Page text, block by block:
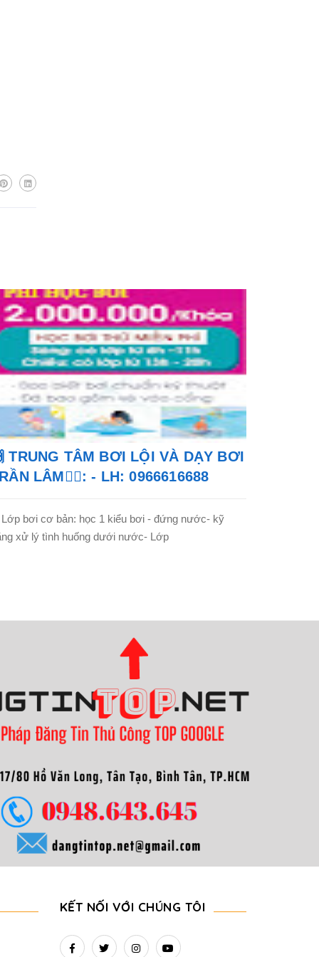
TRUNG TÂM BƠI LỘI VÀ DẠY BƠI
LÂM🏊‍♂️: - LH: 0966616688
Lớp bơi cơ bản: học 1 kiểu bơi - đứng nước- kỹ
xử lý tình huống dưới nước- Lớp
KẾT NỐI VỚI CHÚNG TÔI